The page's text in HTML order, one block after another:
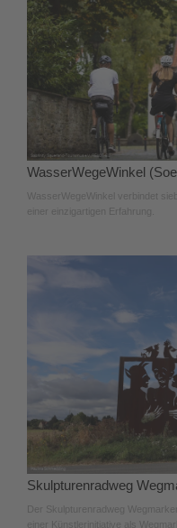
WasserWegeWinkel
WasserWegeWinkel verbindet
einer einzigartigen Erfahrung.
Skulpturenradweg
Der Skulpturenradweg
einer Künstlerinitiative als